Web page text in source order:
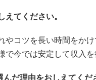
てください。
コツを長い時間をか
今では安定して収入
だ理由をおしえてくだ